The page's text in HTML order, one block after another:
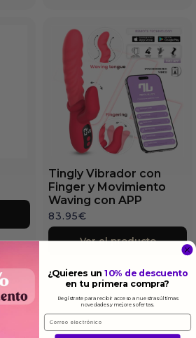
Tingly Vibrador con
Finger y Movimiento
Waving con APP
83.95€
Ver el producto
¿Quieres un10% de descuento
en tu primera compra?
Regístrate para recibir acceso a nuestras últimas
novedades y mejores ofertas.
Email